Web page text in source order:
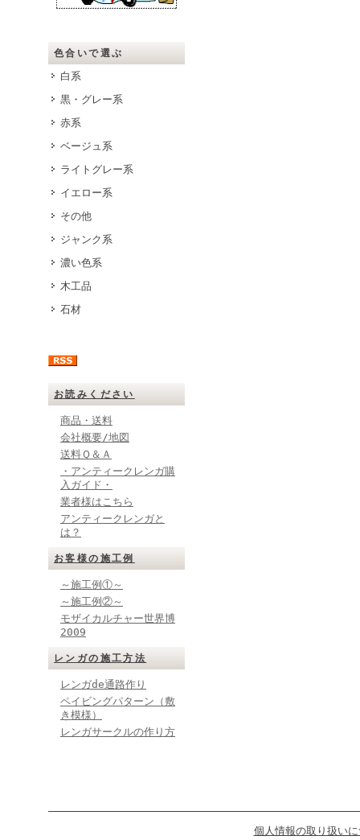
色合いで選ぶ
白系
黒・グレー系
赤系
ベージュ系
ライトグレー系
イエロー系
その他
ジャンク系
濃い色系
木工品
石材
お読みください
商品・送料
会社概要/地図
送料Ｑ＆Ａ
・アンティークレンガ購
入ガイド・
業者様はこちら
アンティークレンガと
は？
お客様の施工例
～施工例①～
～施工例②～
モザイカルチャー世界博
2009
レンガの施工方法
レンガde通路作り
ペイビングパターン（敷
き模様）
レンガサークルの作り方
個人情報の取り扱い